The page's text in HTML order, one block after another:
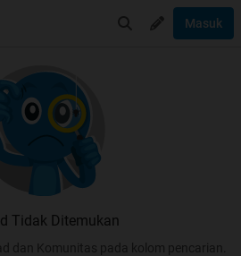
Masuk
Tidak Ditemukan
dan Komunitas pada kolom pencarian.